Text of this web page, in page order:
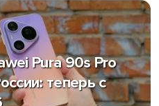
Pura 90s Pro
теперь с